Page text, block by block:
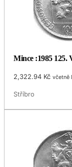
Mince :1985
2,322.94 Kč včetně
Stříbro